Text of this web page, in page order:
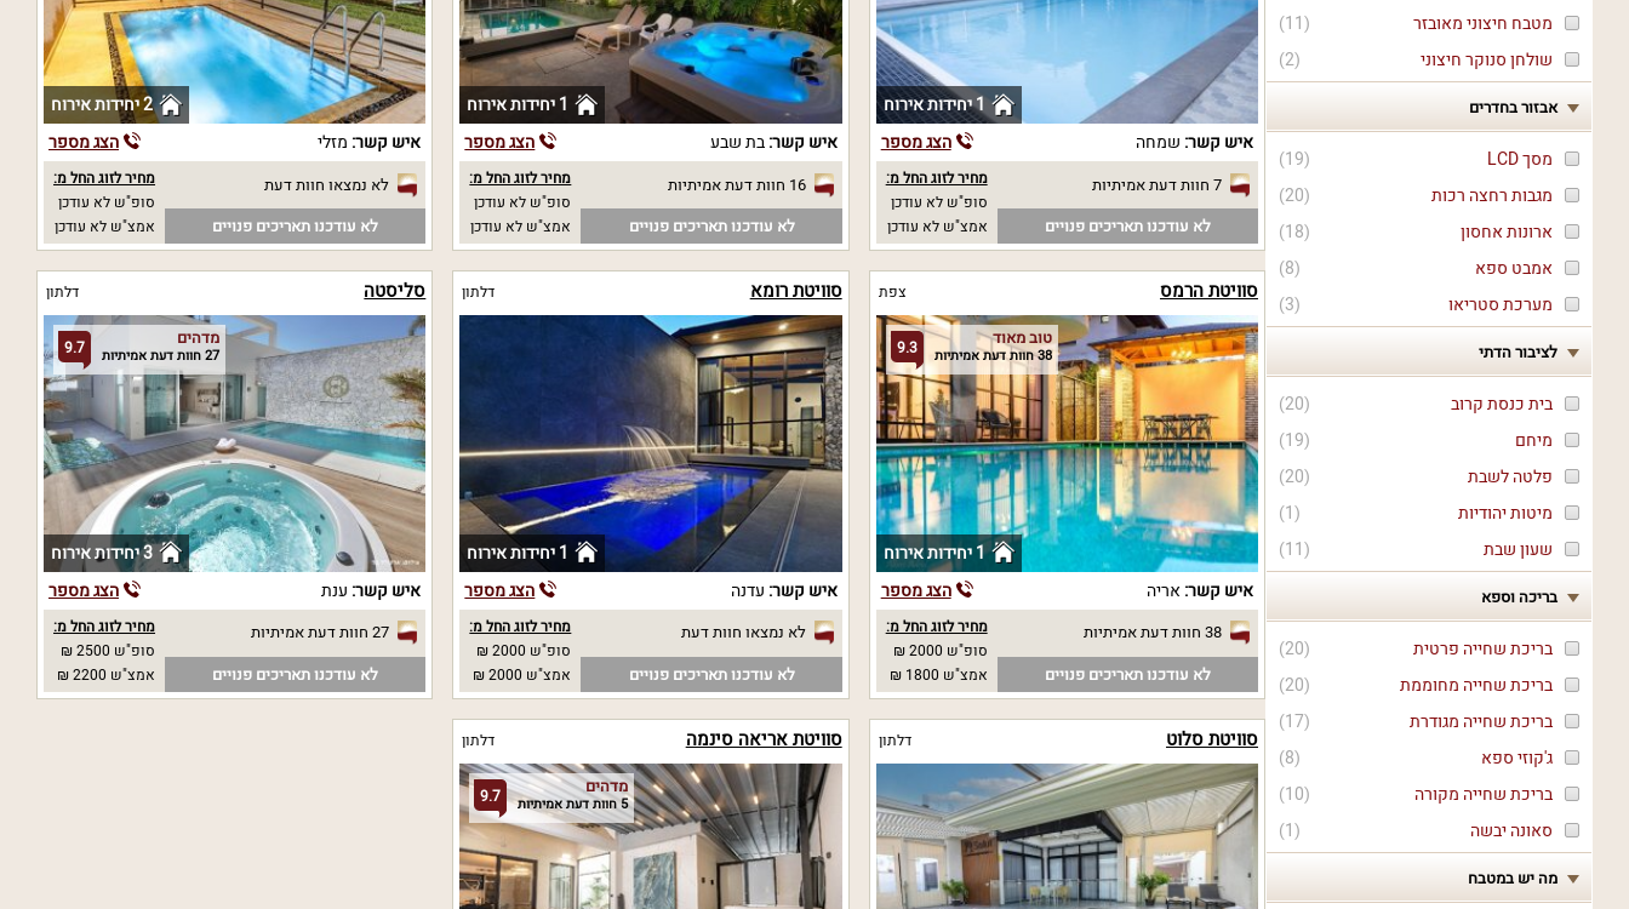
(
11
)
מטבח חיצוני מאובזר
(
2
) שולחן סנוקר חיצוני
אבזור בחדרים
(
19
)
מסך LCD
(
20
)
מגבות רחצה רכות
(
18
)
ארונות אחסון
(
8
)
אמבט ספא
(
3
) מערכת סטריאו
לציבור הדתי
(
20
)
בית כנסת קרוב
(
19
)
מיחם
(
20
)
פלטה לשבת
(
1
)
מיטות יהודיות
(
11
) שעון שבת
בריכה וספא
(
20
)
בריכת שחייה פרטית
(
20
)
בריכת שחייה מחוממת
(
17
)
בריכת שחייה מגודרת
(
8
)
ג'קוזי ספא
(
10
)
בריכת שחייה מקורה
(
1
) סאונה יבשה
מה יש במטבח
1 יחידות אירוח
איש קשר: שמחה הצג מספר
7 חוות דעת אמיתיות
לא עודכנו תאריכים פנויים
מחיר לזוג החל מ:
סופ"ש לא עודכן
אמצ"ש לא עודכן
1 יחידות אירוח
איש קשר:בת שבע הצג מספר
16 חוות דעת אמיתיות
לא עודכנו תאריכים פנויים
מחיר לזוג החל מ:
סופ"ש לא עודכן
אמצ"ש לא עודכן
2 יחידות אירוח
איש קשר: מזלי הצג מספר
לא נמצאו חוות דעת
לא עודכנו תאריכים פנויים
מחיר לזוג החל מ:
סופ"ש לא עודכן
אמצ"ש לא עודכן
סוויטת הרמס צפת
9.3 טוב מאוד
38 חוות דעת אמיתיות
1 יחידות אירוח
איש קשר: אריה הצג מספר
38 חוות דעת אמיתיות
לא עודכנו תאריכים פנויים
מחיר לזוג החל מ:
סופ"ש 2000 ₪
אמצ"ש 1800 ₪
סוויטת רומא דלתון
1 יחידות אירוח
איש קשר: עדנה הצג מספר
לא נמצאו חוות דעת
לא עודכנו תאריכים פנויים
מחיר לזוג החל מ:
סופ"ש 2000 ₪
אמצ"ש 2000 ₪
סליסטה דלתון
9.7 מדהים
27 חוות דעת אמיתיות
3 יחידות אירוח
איש קשר: ענת הצג מספר
27 חוות דעת אמיתיות
לא עודכנו תאריכים פנויים
מחיר לזוג החל מ:
סופ"ש 2500 ₪
אמצ"ש 2200 ₪
סוויטת סלוט דלתון סוויטת אריאה סינמה דלתון
9.7 מדהים
5 חוות דעת אמיתיות